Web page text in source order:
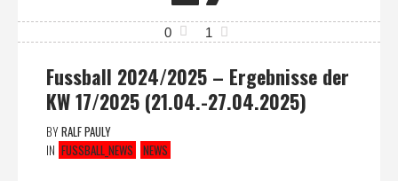
0 1
Fussball 2024/2025 – Ergebnisse der
KW 17/2025 (21.04.-27.04.2025)
BYRALF PAULY
IN FUSSBALL_NEWS NEWS